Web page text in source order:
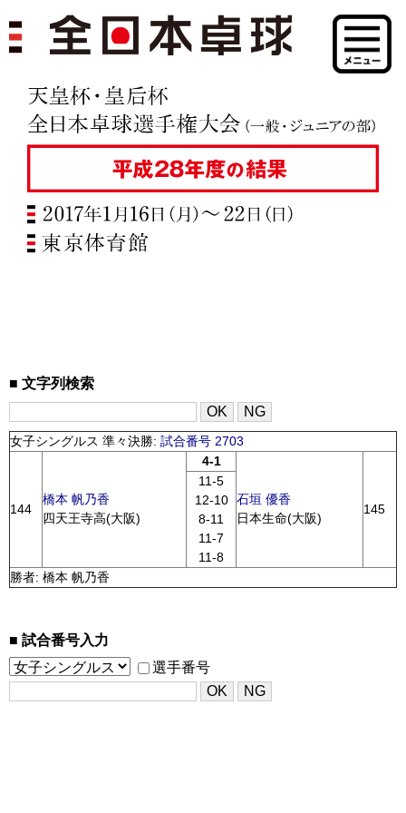
文字列検索
女子シングルス 準々決勝: 試合番号 2703
144
橋本 帆乃香
四天王寺高(大阪)
4-1
石垣 優香
日本生命(大阪)
145
11-5
12-10
8-11
11-7
11-8
勝者: 橋本 帆乃香
試合番号入力
選手番号